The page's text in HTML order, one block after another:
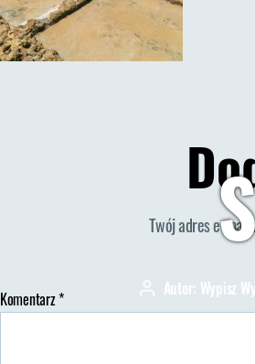
Autor
wpisu
Autor: Wypisz
Twój adres e-
Komentarz*